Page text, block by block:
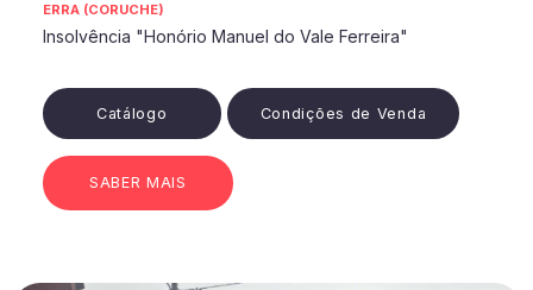
ERRA (CORUCHE)
Insolvência "Honório Manuel do Vale Ferreira"
Catálogo Condições de Venda
SABER MAIS